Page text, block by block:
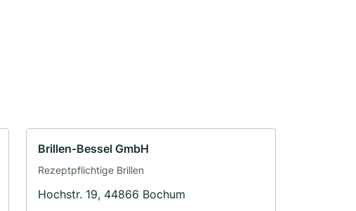
Brillen-Bessel GmbH
Rezeptpflichtige Brillen
Hochstr. 19, 44866 Bochum